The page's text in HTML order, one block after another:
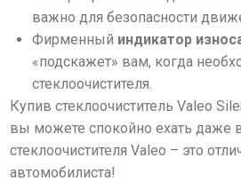
важно для безопасности
Фирменный индикатор
«подскажет» вам, когда
стеклоочистителя.
Купив стеклоочиститель Valeo
вы можете спокойно ехать даже
стеклоочистителя Valeo – это
автомобилиста!